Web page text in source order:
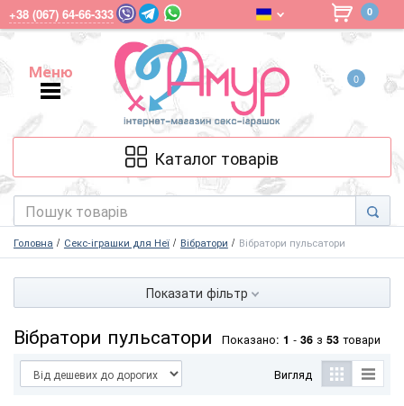
+38 (067) 64-66-333 0
Меню
Меню
0
Каталог товарів
Головна Секс-іграшки для Неї Вібратори Вібратори пульсатори
Показати фільтр
Вібратори пульсатори Показано: 1 - 36 з 53 товари
Вигляд